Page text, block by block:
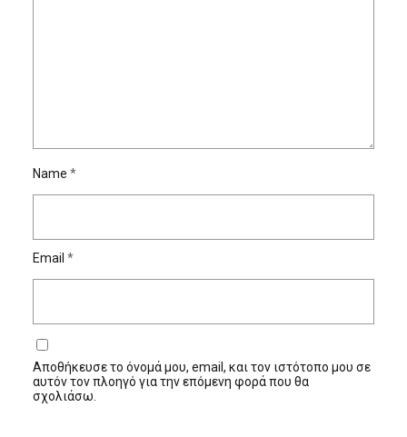
Name *
Email *
Αποθήκευσε το όνομά μου, email, και τον ιστότοπο μου σε
αυτόν τον πλοηγό για την επόμενη φορά που θα
σχολιάσω.